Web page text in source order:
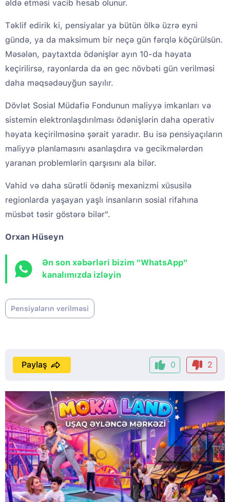
əldə etməsi vacib hesab olunur.
Təklif edirik ki, pensiyalar ya bütün ölkə üzrə eyni
gündə, ya da maksimum bir neçə gün fərqlə köçürülsün.
Məsələn, paytaxtda ödənişlər ayın 10-da həyata
keçirilirsə, rayonlarda da ən gec növbəti gün verilməsi
daha məqsədəuyğun sayılır.
Dövlət Sosial Müdafiə Fondunun maliyyə imkanları və
sistemin elektronlaşdırılması ödənişlərin daha operativ
həyata keçirilməsinə şərait yaradır. Bu isə pensiyaçıların
maliyyə planlamasını asanlaşdıra və gecikmələrdən
yaranan problemlərin qarşısını ala bilər.
Vahid və daha sürətli ödəniş mexanizmi xüsusilə
regionlarda yaşayan yaşlı insanların sosial rifahına
müsbət təsir göstərə bilər".
Orxan Hüseyn
Ən son xəbərləri bizim "WhatsApp"
kanalımızda izləyin
Pensiyaların verilməsi
0 2
Paylaş